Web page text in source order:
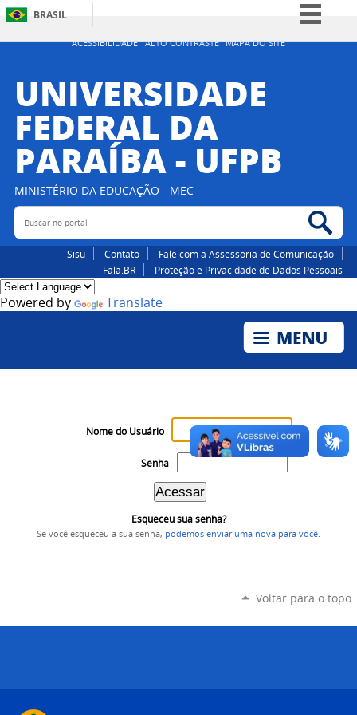
ACESSIBILIDADE ALTO CONTRASTE MAPA DO SITE
BRASIL
Simplifique!
Participe
Acesso à informação
Canais
UNIVERSIDADE
FEDERAL DA
PARAÍBA - UFPB
MINISTÉRIO DA EDUCAÇÃO - MEC
Buscar no portal
Sisu Contato
Fale com a Assessoria de Comunicação
Fala.BR
Proteção e Privacidade de Dados Pessoais
Powered by Translate
Nome do Usuário
Senha
Esqueceu sua senha?
Se você esqueceu a sua senha, podemos enviar uma nova para você
Voltar para o topo